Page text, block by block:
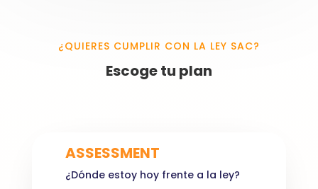
¿QUIERES CUMPLIR CON LA LEY SAC?
Escoge tu plan
ASSESSMENT
¿Dónde estoy hoy frente a la ley?